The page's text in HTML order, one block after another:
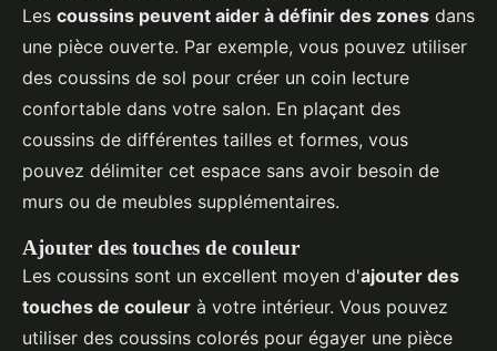
Les coussins peuvent aider à définir des zones dans
une pièce ouverte. Par exemple, vous pouvez utiliser
des coussins de sol pour créer un coin lecture
confortable dans votre salon. En plaçant des
coussins de différentes tailles et formes, vous
pouvez délimiter cet espace sans avoir besoin de
murs ou de meubles supplémentaires.
Ajouter des touches de couleur
Les coussins sont un excellent moyen d'ajouter des
touches de couleur à votre intérieur. Vous pouvez
utiliser des coussins colorés pour égayer une pièce